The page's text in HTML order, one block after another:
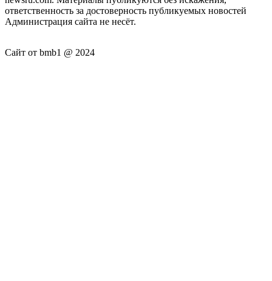
ответственность за достоверность публикуемых новостей
Администрация сайта не несёт.
Сайт от bmb1 @ 2024